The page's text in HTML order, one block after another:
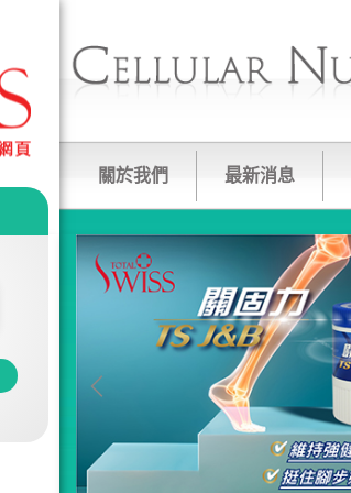
關於我們 最新消息